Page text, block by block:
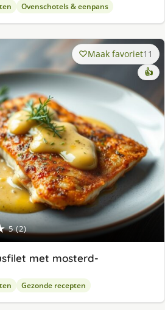
Ovenschotels & eenpans
5 (2)
Maak favoriet11
👍
met mosterd-
Gezonde recepten